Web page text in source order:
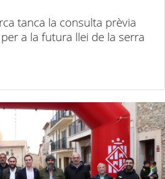
tanca la consulta prèvia
a la futura llei de la serra